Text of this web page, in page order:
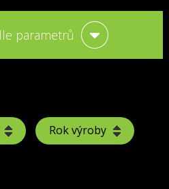
parametrů
Rok výroby